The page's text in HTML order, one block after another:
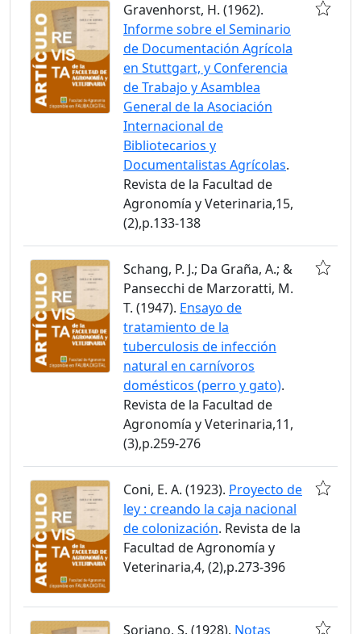
Gravenhorst, H. (1962).
Informe sobre el Seminario
de Documentación Agrícola
en Stuttgart, y Conferencia
de Trabajo y Asamblea
General de la Asociación
Internacional de
Bibliotecarios y
Documentalistas Agrícolas.
Revista de la Facultad de
Agronomía y Veterinaria,15,
(2),p.133-138
Schang, P. J.; Da Graña, A.; &
Pansecchi de Marzoratti, M.
T. (1947). Ensayo de
tratamiento de la
tuberculosis de infección
natural en carnívoros
domésticos (perro y gato).
Revista de la Facultad de
Agronomía y Veterinaria,11,
(3),p.259-276
Coni, E. A. (1923). Proyecto de
ley : creando la caja nacional
de colonización. Revista de la
Facultad de Agronomía y
Veterinaria,4, (2),p.273-396
Soriano, S. (1928). Notas